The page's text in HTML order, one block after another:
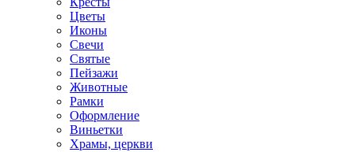
Цветы
Иконы
Свечи
Святые
Пейзажи
Животные
Рамки
Оформление
Виньетки
Храмы, церкви